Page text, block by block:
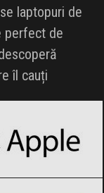
laptopuri de
perfect de
îl cauți